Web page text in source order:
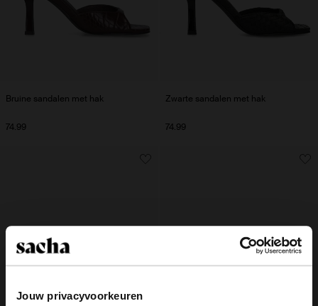
Jouw privacyvoorkeuren
Bruine sandalen met hak
74.99
Zwarte sandalen met hak
74.99